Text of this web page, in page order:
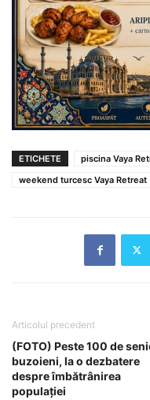
ETICHETE piscina Vaya
weekend turcesc Vaya Retreat
Articolul precedent
(FOTO) Peste 100 de
buzoieni, la o dezbatere
despre îmbătrânirea
populației